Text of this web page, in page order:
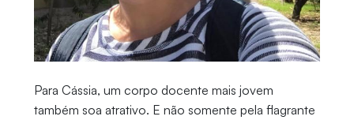
Para Cássia, um corpo docente mais jovem
também soa atrativo. E não somente pela flagrante